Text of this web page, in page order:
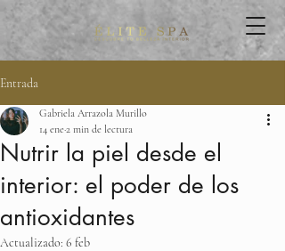
Entrada
Nutrir la piel desde el
interior: el poder de los
antioxidantes
Gabriela Arrazola Murillo
14 ene2 min de lectura
Actualizado: 6 feb